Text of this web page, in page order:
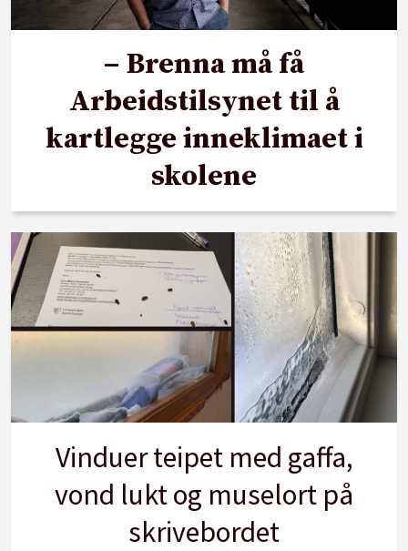
– Brenna må få
Arbeidstilsynet til å
kartlegge inneklimaet i
skolene
Vinduer teipet med gaffa,
vond lukt og muselort på
skrivebordet